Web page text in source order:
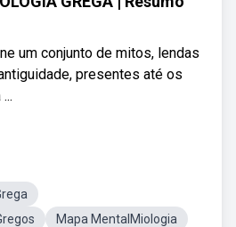
um conjunto de mitos, lendas
presentes até os
Mapa MentalMiologia